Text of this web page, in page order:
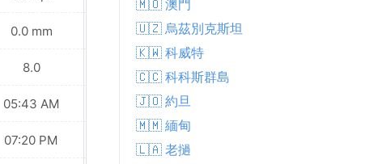
0.0 mm
8.0
05:43 AM
07:20 PM
0.0 mm
8.0
05:44 AM
07:19 PM
🇲🇴 澳門
🇺🇿 烏茲別克斯坦
🇰🇼 科威特
🇨🇨 科科斯群島
🇯🇴 約旦
🇲🇲 緬甸
🇱🇦 老撾